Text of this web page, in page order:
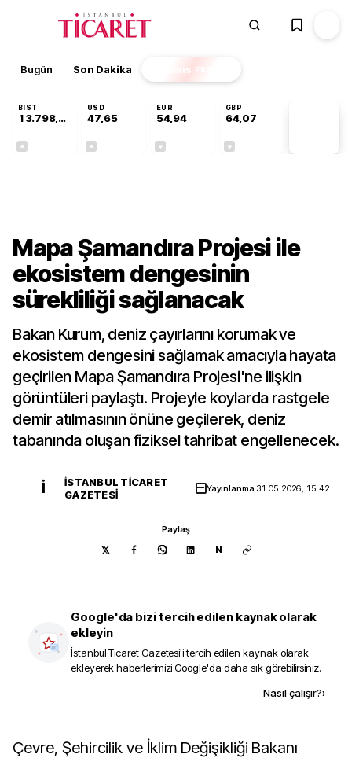
Bugün Son Dakika Finans EKSTRA
BIST
13.798,82
USD
47,65
EUR
54,94
GBP
64,07
Mapa Şamandıra Projesi ile
ekosistem dengesinin
sürekliliği sağlanacak
Bakan Kurum, deniz çayırlarını korumak ve
ekosistem dengesini sağlamak amacıyla hayata
geçirilen Mapa Şamandıra Projesi'ne ilişkin
görüntüleri paylaştı. Projeyle koylarda rastgele
demir atılmasının önüne geçilerek, deniz
tabanında oluşan fiziksel tahribat engellenecek.
İ
İSTANBUL TICARET
GAZETESI
Yayınlanma 31.05.2026, 15:42
Paylaş
N
Google'da bizi tercih edilen kaynak olarak
ekleyin
İstanbul Ticaret Gazetesi'i tercih edilen kaynak olarak
ekleyerek haberlerimizi Google'da daha sık görebilirsiniz.
Nasıl çalışır?›
Çevre, Şehircilik ve İklim Değişikliği Bakanı